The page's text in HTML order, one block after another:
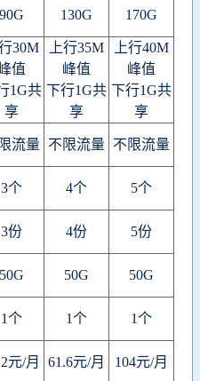
90G 130G 170G
行30M
值
1G共
享
上行35M
峰值
下行1G共
享
上行40M
峰值
下行1G共
享
流量 不限流量 不限流量
3个 4个 5个
3份 4份 5份
50G 50G 50G
1个 1个 1个
元/月 61.6元/月 104元/月